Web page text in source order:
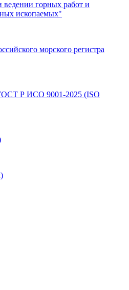
ведении горных работ и
ископаемых"
морского регистра
Р ИСО 9001-2025 (ISO